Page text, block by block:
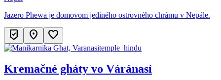
Jazero Phewa je domovom jediného ostrovného chrámu v Nepále.
beenhere location_on favorite
temple_hindu
Kremačné gháty vo Váránasí